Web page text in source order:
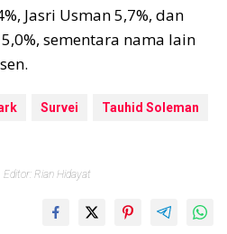
Jasri Usman 5,7%, dan
sementara nama lain
Survei Tauhid Soleman
Editor: Rian Hidayat